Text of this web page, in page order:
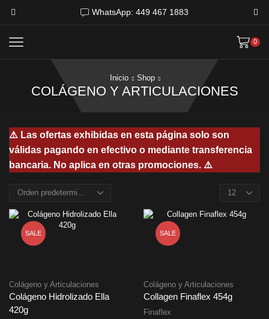
WhatsApp: 449 467 1883
0
Inicio Shop
COLÁGENO Y ARTICULACIONES
⚠️ Las ofertas exhibidas en esta página solo son
válidas pagando en efectivo o mediante transferencia
bancaria. No aplica en otras promociones. ⚠️
Products
page
SALE
Colágeno y Articulaciones
Colágeno Hidrolizado Ella
420g
SALE
Colágeno y Articulaciones
Collagen Finaflex 454g
Finaflex